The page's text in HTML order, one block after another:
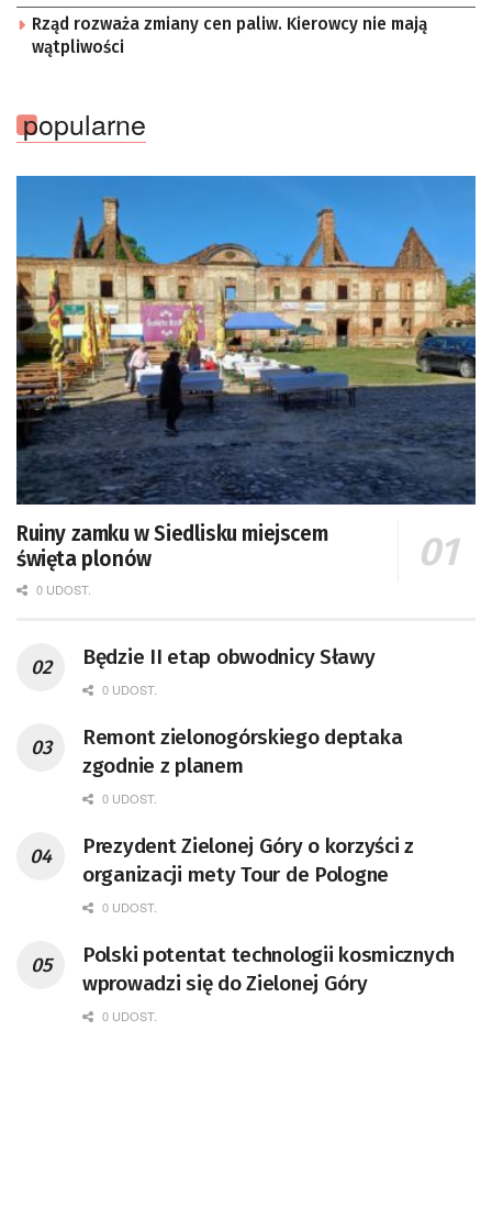
Rząd rozważa zmiany cen paliw. Kierowcy nie mają
wątpliwości
popularne
Ruiny zamku w Siedlisku miejscem
święta plonów
0 UDOST.
Będzie II etap obwodnicy Sławy
0 UDOST.
Remont zielonogórskiego deptaka
zgodnie z planem
0 UDOST.
Prezydent Zielonej Góry o korzyści z
organizacji mety Tour de Pologne
0 UDOST.
Polski potentat technologii kosmicznych
wprowadzi się do Zielonej Góry
0 UDOST.